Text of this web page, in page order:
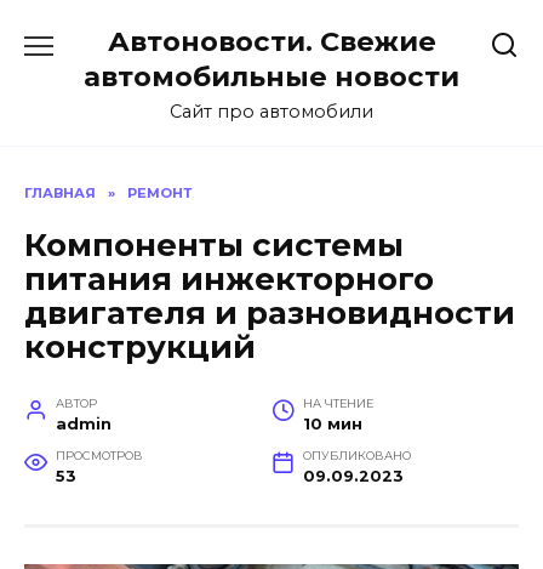
содержанию
Автоновости. Свежие
автомобильные новости
Сайт про автомобили
ГЛАВНАЯ » РЕМОНТ
Компоненты системы
питания инжекторного
двигателя и разновидности
конструкций
АВТОР
admin
НА ЧТЕНИЕ
10 мин
ПРОСМОТРОВ
53
ОПУБЛИКОВАНО
09.09.2023